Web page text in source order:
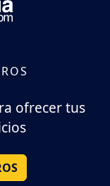
ofrecer tus